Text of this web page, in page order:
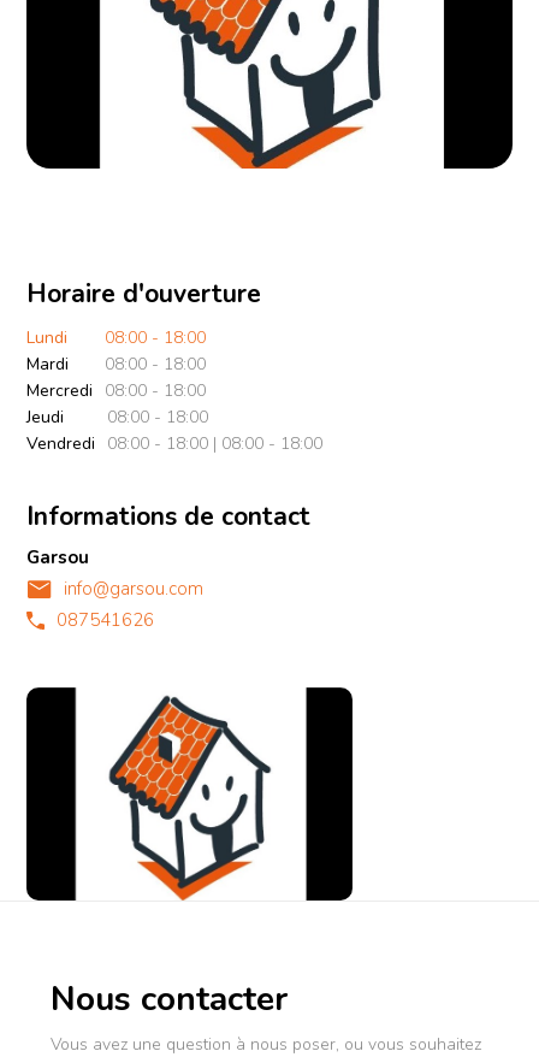
Horaire d'ouverture
Lundi
08:00 - 18:00
Mardi
08:00 - 18:00
Mercredi
08:00 - 18:00
Jeudi
08:00 - 18:00
Vendredi
08:00 - 18:00 | 08:00 - 18:00
Informations de contact
Garsou
info@garsou.com
087541626
Nous contacter
Vous avez une question à nous poser, ou vous souhaitez